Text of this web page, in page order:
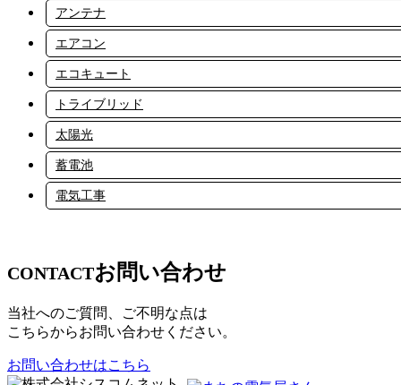
アンテナ
エアコン
エコキュート
トライブリッド
太陽光
蓄電池
電気工事
CONTACTお問い合わせ
当社へのご質問、ご不明な点は
こちらからお問い合わせください。
お問い合わせはこちら